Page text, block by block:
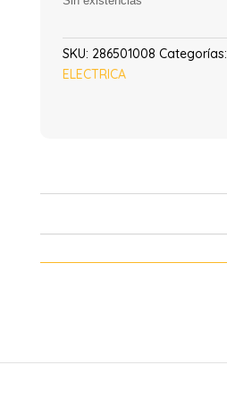
SKU: 286501008 Categorías:
ELECTRICA